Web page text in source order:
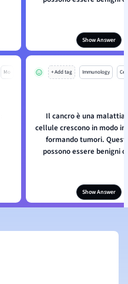
Show Answer
Mo + Add tag Immunology
Il cancro è una malattia
cellule crescono in modo
formando tumori.
possono essere benigni
Show Answer